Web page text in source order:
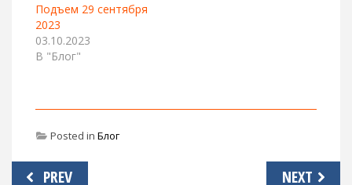
Подъем 29 сентября
2023
03.10.2023
В "Блог"
Posted in Блог
Навигация
PREV NEXT